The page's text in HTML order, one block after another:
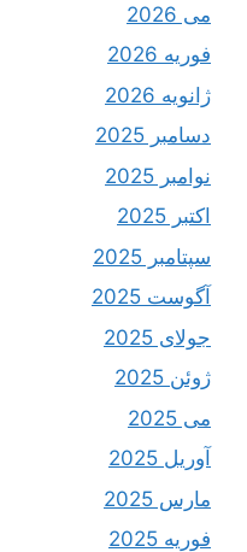
می 2026
فوریه 2026
ژانویه 2026
دسامبر 2025
نوامبر 2025
اکتبر 2025
سپتامبر 2025
آگوست 2025
جولای 2025
ژوئن 2025
می 2025
آوریل 2025
مارس 2025
فوریه 2025